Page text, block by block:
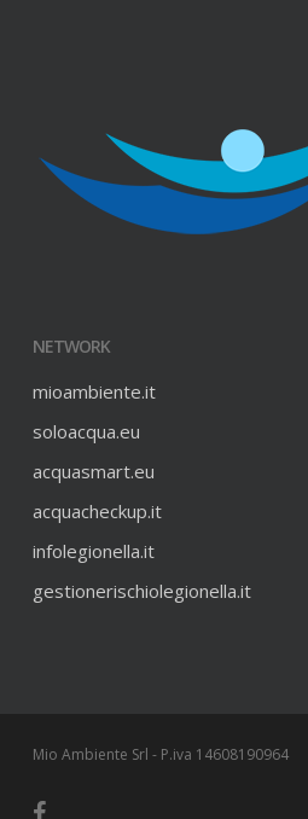
NETWORK
mioambiente.it
soloacqua.eu
acquasmart.eu
acquacheckup.it
infolegionella.it
gestionerischiolegionella.it
Mio Ambiente Srl - P.iva 14608190964
facebook